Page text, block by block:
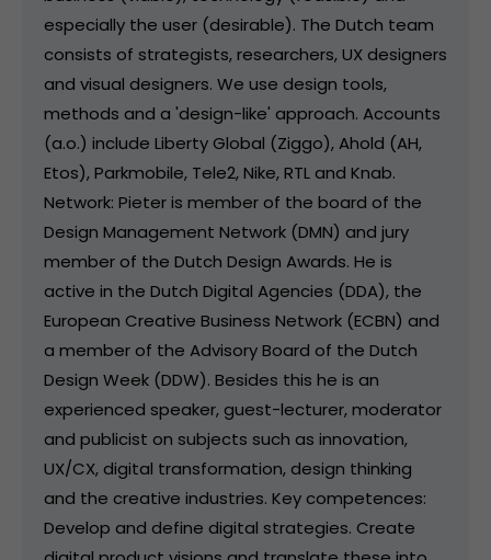
especially the user (desirable). The Dutch team
consists of strategists, researchers, UX designers
and visual designers. We use design tools,
methods and a 'design-like' approach. Accounts
(a.o.) include Liberty Global (Ziggo), Ahold (AH,
Etos), Parkmobile, Tele2, Nike, RTL and Knab.
Network: Pieter is member of the board of the
Design Management Network (DMN) and jury
member of the Dutch Design Awards. He is
active in the Dutch Digital Agencies (DDA), the
European Creative Business Network (ECBN) and
a member of the Advisory Board of the Dutch
Design Week (DDW). Besides this he is an
experienced speaker, guest-lecturer, moderator
and publicist on subjects such as innovation,
UX/CX, digital transformation, design thinking
and the creative industries. Key competences:
Develop and define digital strategies. Create